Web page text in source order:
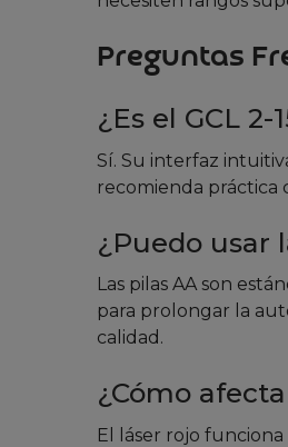
Preguntas
¿Es el GCL
Sí. Su interfaz
recomienda práctica
¿Puedo usar
Las pilas AA son
para prolongar la
calidad.
¿Cómo
El láser rojo